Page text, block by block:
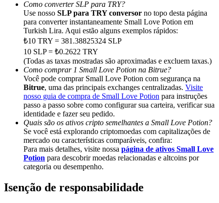
Share 500000 CASHCAT prize pool
Exclusive for BitMart Users
Register & Trade to Win 500,000 USDT
Precious Metals Trading Carnival
Trade Gold & Silver · 33,333 USDT Bonus
USDT New User Exclusive 10% APR
Como converter SLP para TRY?
Use nosso SLP para TRY conversor no topo desta página
para converter instantaneamente Small Love Potion em
Turkish Lira. Aqui estão alguns exemplos rápidos:
₺10 TRY = 381.38825324 SLP
10 SLP = ₺0.2622 TRY
(Todas as taxas mostradas são aproximadas e excluem taxas.)
Como comprar 1 Small Love Potion na Bitrue?
Você pode comprar Small Love Potion com segurança na
Bitrue, uma das principais exchanges centralizadas. Visite
nosso guia de compra de Small Love Potion para instruções
passo a passo sobre como configurar sua carteira, verificar sua
identidade e fazer seu pedido.
Quais são os ativos cripto semelhantes a Small Love Potion?
Se você está explorando criptomoedas com capitalizações de
mercado ou características comparáveis, confira:
Para mais detalhes, visite nossa página de ativos Small Love
Potion para descobrir moedas relacionadas e altcoins por
categoria ou desempenho.
Isenção de responsabilidade